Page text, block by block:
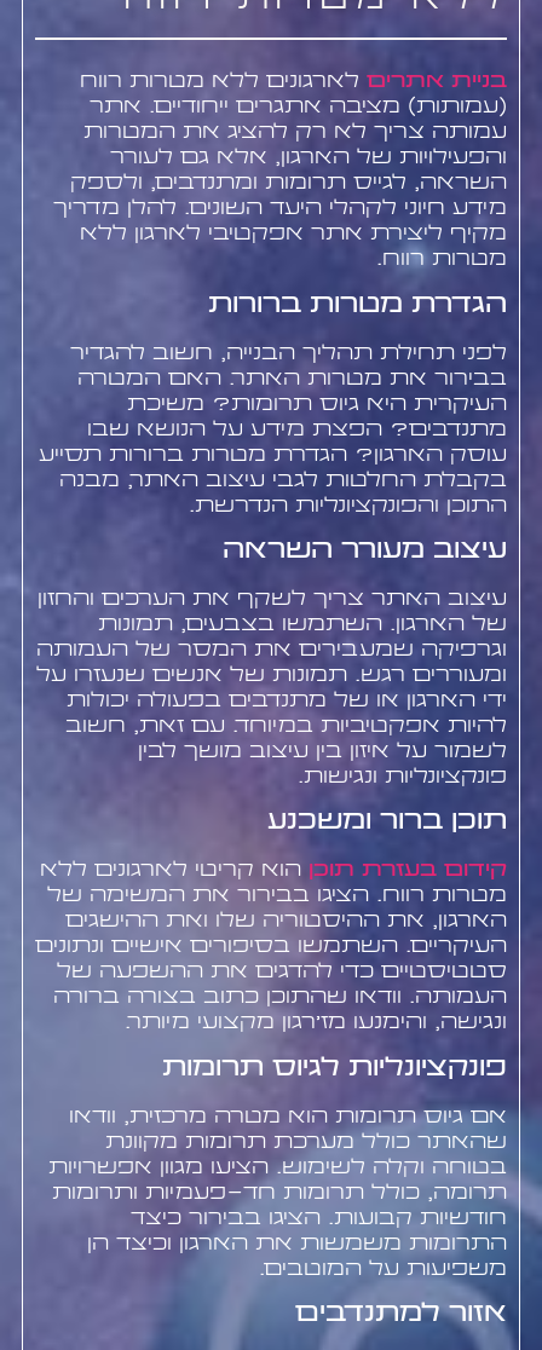
בניית אתריםלארגונים ללא מטרות רווח
(עמותות) מציבה אתגרים ייחודיים. אתר
עמותה צריך לא רק להציג את המטרות
והפעילויות של הארגון, אלא גם לעורר
השראה, לגייס תרומות ומתנדבים, ולספק
מידע חיוני לקהלי היעד השונים. להלן מדריך
מקיף ליצירת אתר אפקטיבי לארגון ללא
מטרות רווח.
הגדרת מטרות ברורות
לפני תחילת תהליך הבנייה, חשוב להגדיר
בבירור את מטרות האתר. האם המטרה
העיקרית היא גיוס תרומות? משיכת
מתנדבים? הפצת מידע על הנושא שבו
עוסק הארגון? הגדרת מטרות ברורות תסייע
בקבלת החלטות לגבי עיצוב האתר, מבנה
התוכן והפונקציונליות הנדרשת.
עיצוב מעורר השראה
עיצוב האתר צריך לשקף את הערכים והחזון
של הארגון. השתמשו בצבעים, תמונות
וגרפיקה שמעבירים את המסר של העמותה
ומעוררים רגש. תמונות של אנשים שנעזרו על
ידי הארגון או של מתנדבים בפעולה יכולות
להיות אפקטיביות במיוחד. עם זאת, חשוב
לשמור על איזון בין עיצוב מושך לבין
פונקציונליות ונגישות.
תוכן ברור ומשכנע
קידום בעזרת תוכן הוא קריטי לארגונים ללא
מטרות רווח. הציגו בבירור את המשימה של
הארגון, את ההיסטוריה שלו ואת ההישגים
העיקריים. השתמשו בסיפורים אישיים ונתונים
סטטיסטיים כדי להדגים את ההשפעה של
העמותה. וודאו שהתוכן כתוב בצורה ברורה
ונגישה, והימנעו מז'רגון מקצועי מיותר.
פונקציונליות לגיוס תרומות
אם גיוס תרומות הוא מטרה מרכזית, וודאו
שהאתר כולל מערכת תרומות מקוונת
בטוחה וקלה לשימוש. הציעו מגוון אפשרויות
תרומה, כולל תרומות חד-פעמיות ותרומות
חודשיות קבועות. הציגו בבירור כיצד
התרומות משמשות את הארגון וכיצד הן
משפיעות על המוטבים.
אזור למתנדבים